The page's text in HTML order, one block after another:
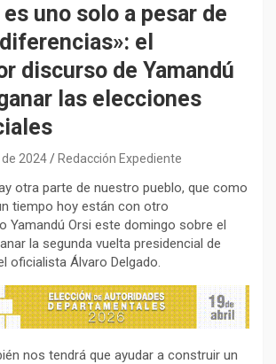
uno solo a pesar de
el
discurso de Yamandú
las elecciones
2024 Redacción Expediente
otra parte de nuestro pueblo, que como
tiempo hoy están con otro
Yamandú Orsi este domingo sobre el
la segunda vuelta presidencial de
oficialista Álvaro Delgado.
nos tendrá que ayudar a construir un